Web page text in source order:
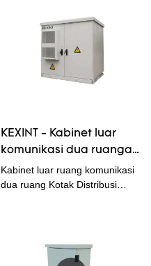
KEXINT - Kabinet luar
komunikasi dua ruangan
Kotak Distribusi Serat
Optik Rak Rakitan Ruang
Kabinet luar ruang komunikasi
dua ruang Kotak Distribusi
kompetitifnya karena kami telah
memenuhi standar industri.